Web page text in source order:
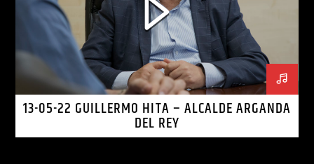
13-05-22 GUILLERMO HITA – ALCALDE ARGANDA
DEL REY